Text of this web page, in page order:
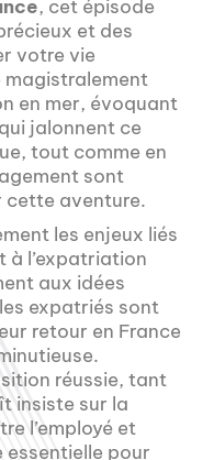
, cet épisode
et des
votre vie
magistralement
en mer, évoquant
jalonnent ce
tout comme en
sont
cette aventure.
les enjeux liés
à l’expatriation
aux idées
expatriés sont
retour en France
réussie, tant
insiste sur la
l’employé et
essentielle pour